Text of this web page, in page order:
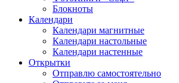
Блокноты
Календари
Календари магнитные
Календари настольные
Календари настенные
Открытки
Отправлю самостоятельно